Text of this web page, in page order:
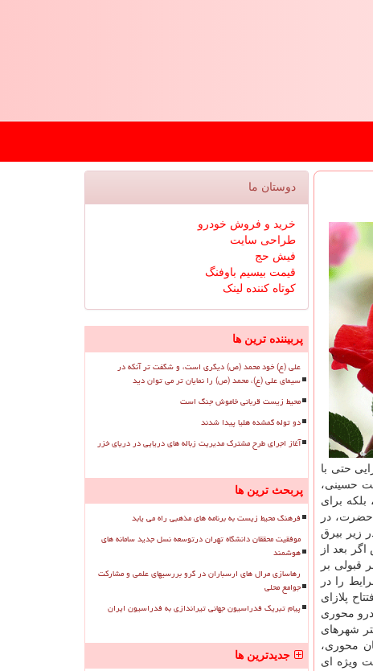
حتی با
حسینی،
برای
حضرت، در
زیر بیرق
بعد از
قبولی بر
را در
پلازای
محوری
شهرهای
محوری،
ویژه ای
دوستان ما
خرید و فروش خودرو
طراحی سایت
فیش حج
قیمت بیسیم باوفنگ
کوتاه کننده لینک
پربیننده ترین ها
علی (ع) خود محمد (ص) دیگری است، و شگفت تر آنکه در
سیمای علی (ع)، محمد (ص) را نمایان تر می توان دید
محیط زیست قربانی خاموش جنگ است
دو توله گمشده هلیا پیدا شدند
آغاز اجرای طرح مشترک مدیریت زباله های دریایی در دریای خزر
پربحث ترین ها
فرهنگ محیط زیست به برنامه های مذهبی راه می یابد
موفقیت محققان دانشگاه تهران درتوسعه نسل جدید سامانه های
هوشمند
رهاسازی مرال های ارسباران در گرو بررسیهای علمی و مشارکت
جوامع محلی
پیام تبریک فدراسیون جهانی تیراندازی به فدراسیون ایران
جدیدترین ها